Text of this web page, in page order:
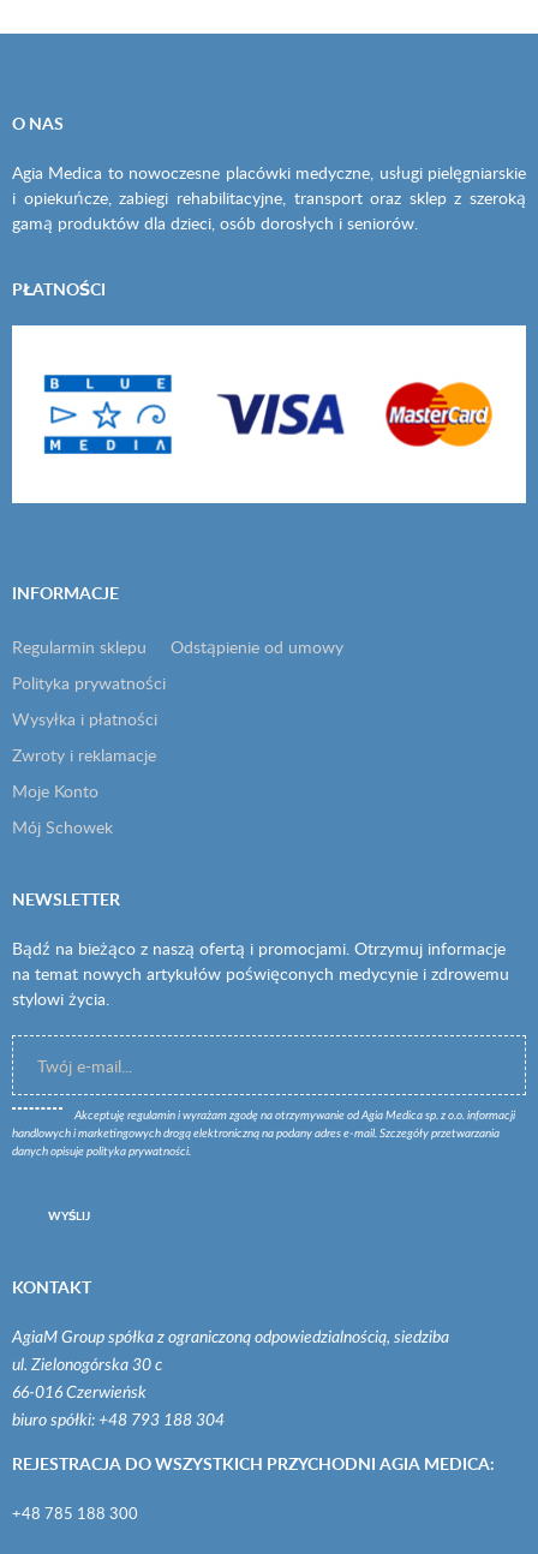
O NAS
Agia Medica to nowoczesne placówki medyczne, usługi pielęgniarskie
i opiekuńcze, zabiegi rehabilitacyjne, transport oraz sklep z szeroką
gamą produktów dla dzieci, osób dorosłych i seniorów.
PŁATNOŚCI
INFORMACJE
Regularmin sklepu
Polityka prywatności
Wysyłka i płatności
Zwroty i reklamacje
Moje Konto
Mój Schowek
Odstąpienie od umowy
NEWSLETTER
Bądź na bieżąco z naszą ofertą i promocjami. Otrzymuj informacje
na temat nowych artykułów poświęconych medycynie i zdrowemu
stylowi życia.
Akceptuję regulamin i wyrażam zgodę na otrzymywanie od Agia Medica sp. z o.o. informacji
handlowych i marketingowych drogą elektroniczną na podany adres e-mail. Szczegóły przetwarzania
danych opisuje polityka prywatności.
WYŚLIJ
KONTAKT
AgiaM Group spółka z ograniczoną odpowiedzialnością, siedziba
ul. Zielonogórska 30 c
66-016 Czerwieńsk
biuro spółki: +48 793 188 304
REJESTRACJA DO WSZYSTKICH PRZYCHODNI AGIA MEDICA:
+48 785 188 300